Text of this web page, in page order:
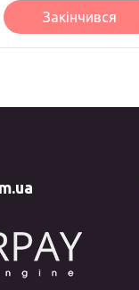
Закінчився